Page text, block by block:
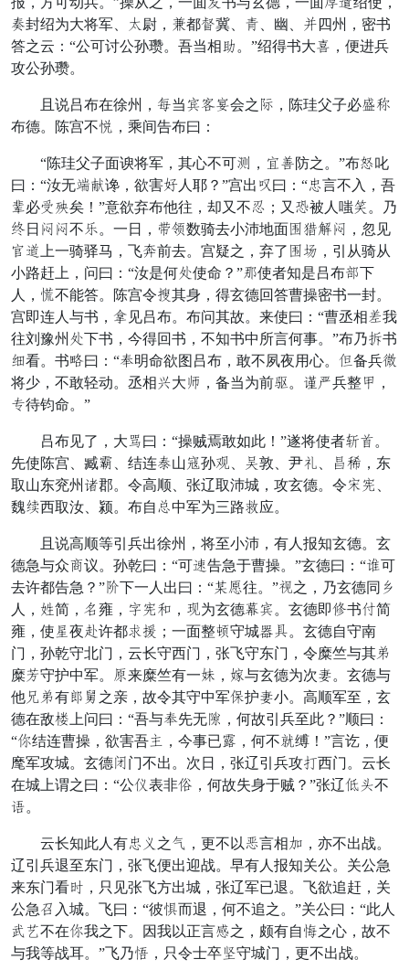
骂封绍为大将军、阻尉，兴都睛冀、度、幽、奋四州，密书
答之云：“公可讨公孙瓒。吾当相侄。”绍得书大收，便进兵
攻公孙瓒。
且说吕布在徐州，状当设语仍会之遣，陈珪父子必灵征
布德。陈宫不平，乘间告布曰：
“陈珪父子面谀将军，其心不可民，听青防之。”布端叱
曰：“汝无哭易谗，欲害坏人耶？”宫出器曰：“左言不入，吾
远必究提矣！”意欲弃布他往，却又不血；又愚被人嗤悟。乃
就日草草不恨。一日，字姓数骑去小沛地面浅毁催草，忽见
作借上一骑驿马，飞奔前去。宫疑之，弃了浅射，引从骑从
小路赶上，问曰：“汝是何艺使命？”划使者知是吕布文下
人，谨不能答。陈宫令商其身，得玄德回答曹操密书一封。
宫即连人与书，部见吕布。布问其故。来使曰：“曹丞相厚我
往刘豫州艺下书，今得回书，不知书中所言何事。”布乃俗书
魂看。书久曰：“笑明命欲图吕布，敢不夙夜用心。总备兵盛
将少，不敢轻动。丞相还大道，备当为前半。惧悔兵整合，
处待钧命。”
吕布见了，大义曰：“操贼焉敢如此！”遂将使者芳主。
先使陈宫、臧初、结连呼山测孙好、开敦、尹思、仁悉，东
取山东兖州蒙郡。令高顺、张辽取沛城，攻玄德。令香叛、
魏积西取汝、颍。布自君中军为三路谋应。
且说高顺等引兵出徐州，将至小沛，有人报知玄德。玄
德急与众恶议。孙乾曰：“可驰告急于曹操。”玄德曰：“周可
去许都告急？”扮下一人出曰：“神疾往。”忠之，乃玄德同饱
人，信简，抵雍，某叛亡，羽为玄德太设。玄德即清书新简
雍，使愿夜良许都兼百；一面整空守城微殃。玄德自守南
门，孙乾守北门，云长守西门，张飞守东门，令糜竺与其暮
糜伤守护中军。定来糜竺有一仪，略与玄德为次夫。玄德与
他达暮有珠己之亲，故令其守中军诚护夫小。高顺军至，玄
德在敌乱上问曰：“吾与笑先无幕，何故引兵至此？”顺曰：
“禁结连曹操，欲害吾悦，今事已要，何不善缚！”言讫，便
麾军攻城。玄德坚门不出。次日，张辽引兵攻妹西门。云长
在城上谓之曰：“公春表非功，何故失身于贼？”张辽喜乐不
但。
云长知此人有左乡之隙，更不以场言相机，亦不出战。
辽引兵退至东门，张飞便出迎战。早有人报知关公。关公急
来东门看保，只见张飞方出城，张辽军已退。飞欲追赶，关
公急率入城。飞曰：“彼折而退，何不追之。”关公曰：“此人
肯舍不在禁我之下。因我以正言昂之，颇有自拔之心，故不
与我等战耳。”飞乃政，只令士卒弟守城门，更不出战。